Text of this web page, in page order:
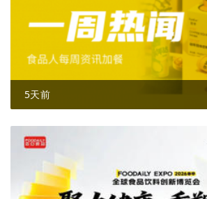
5天前